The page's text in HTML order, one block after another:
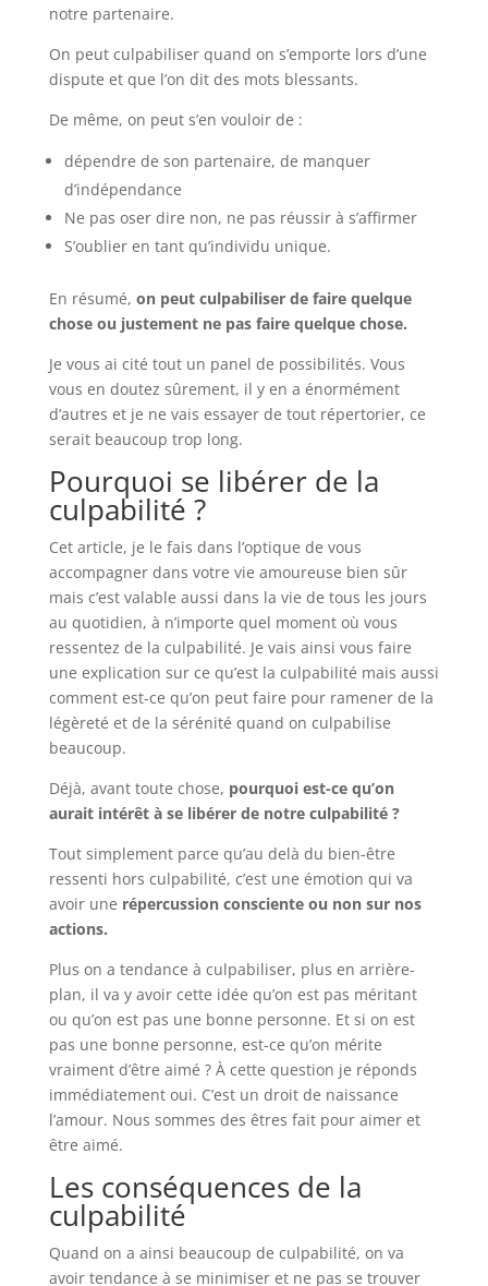
notre partenaire.
On peut culpabiliser quand on s’emporte lors d’une
dispute et que l’on dit des mots blessants.
De même, on peut s’en vouloir de :
dépendre de son partenaire, de manquer
d’indépendance
Ne pas oser dire non, ne pas réussir à s’affirmer
S’oublier en tant qu’individu unique.
En résumé, on peut culpabiliser de faire quelque
chose ou justement ne pas faire quelque chose.
Je vous ai cité tout un panel de possibilités. Vous
vous en doutez sûrement, il y en a énormément
d’autres et je ne vais essayer de tout répertorier, ce
serait beaucoup trop long.
Pourquoi se libérer de la
culpabilité ?
Cet article, je le fais dans l’optique de vous
accompagner dans votre vie amoureuse bien sûr
mais c’est valable aussi dans la vie de tous les jours
au quotidien, à n’importe quel moment où vous
ressentez de la culpabilité. Je vais ainsi vous faire
une explication sur ce qu’est la culpabilité mais aussi
comment est-ce qu’on peut faire pour ramener de la
légèreté et de la sérénité quand on culpabilise
beaucoup.
Déjà, avant toute chose, pourquoi est-ce qu’on
aurait intérêt à se libérer de notre culpabilité ?
Tout simplement parce qu’au delà du bien-être
ressenti hors culpabilité, c’est une émotion qui va
avoir une répercussion consciente ou non sur nos
actions.
Plus on a tendance à culpabiliser, plus en arrière-
plan, il va y avoir cette idée qu’on est pas méritant
ou qu’on est pas une bonne personne. Et si on est
pas une bonne personne, est-ce qu’on mérite
vraiment d’être aimé ? À cette question je réponds
immédiatement oui. C’est un droit de naissance
l’amour. Nous sommes des êtres fait pour aimer et
être aimé.
Les conséquences de la
culpabilité
Quand on a ainsi beaucoup de culpabilité, on va
avoir tendance à se minimiser et ne pas se trouver